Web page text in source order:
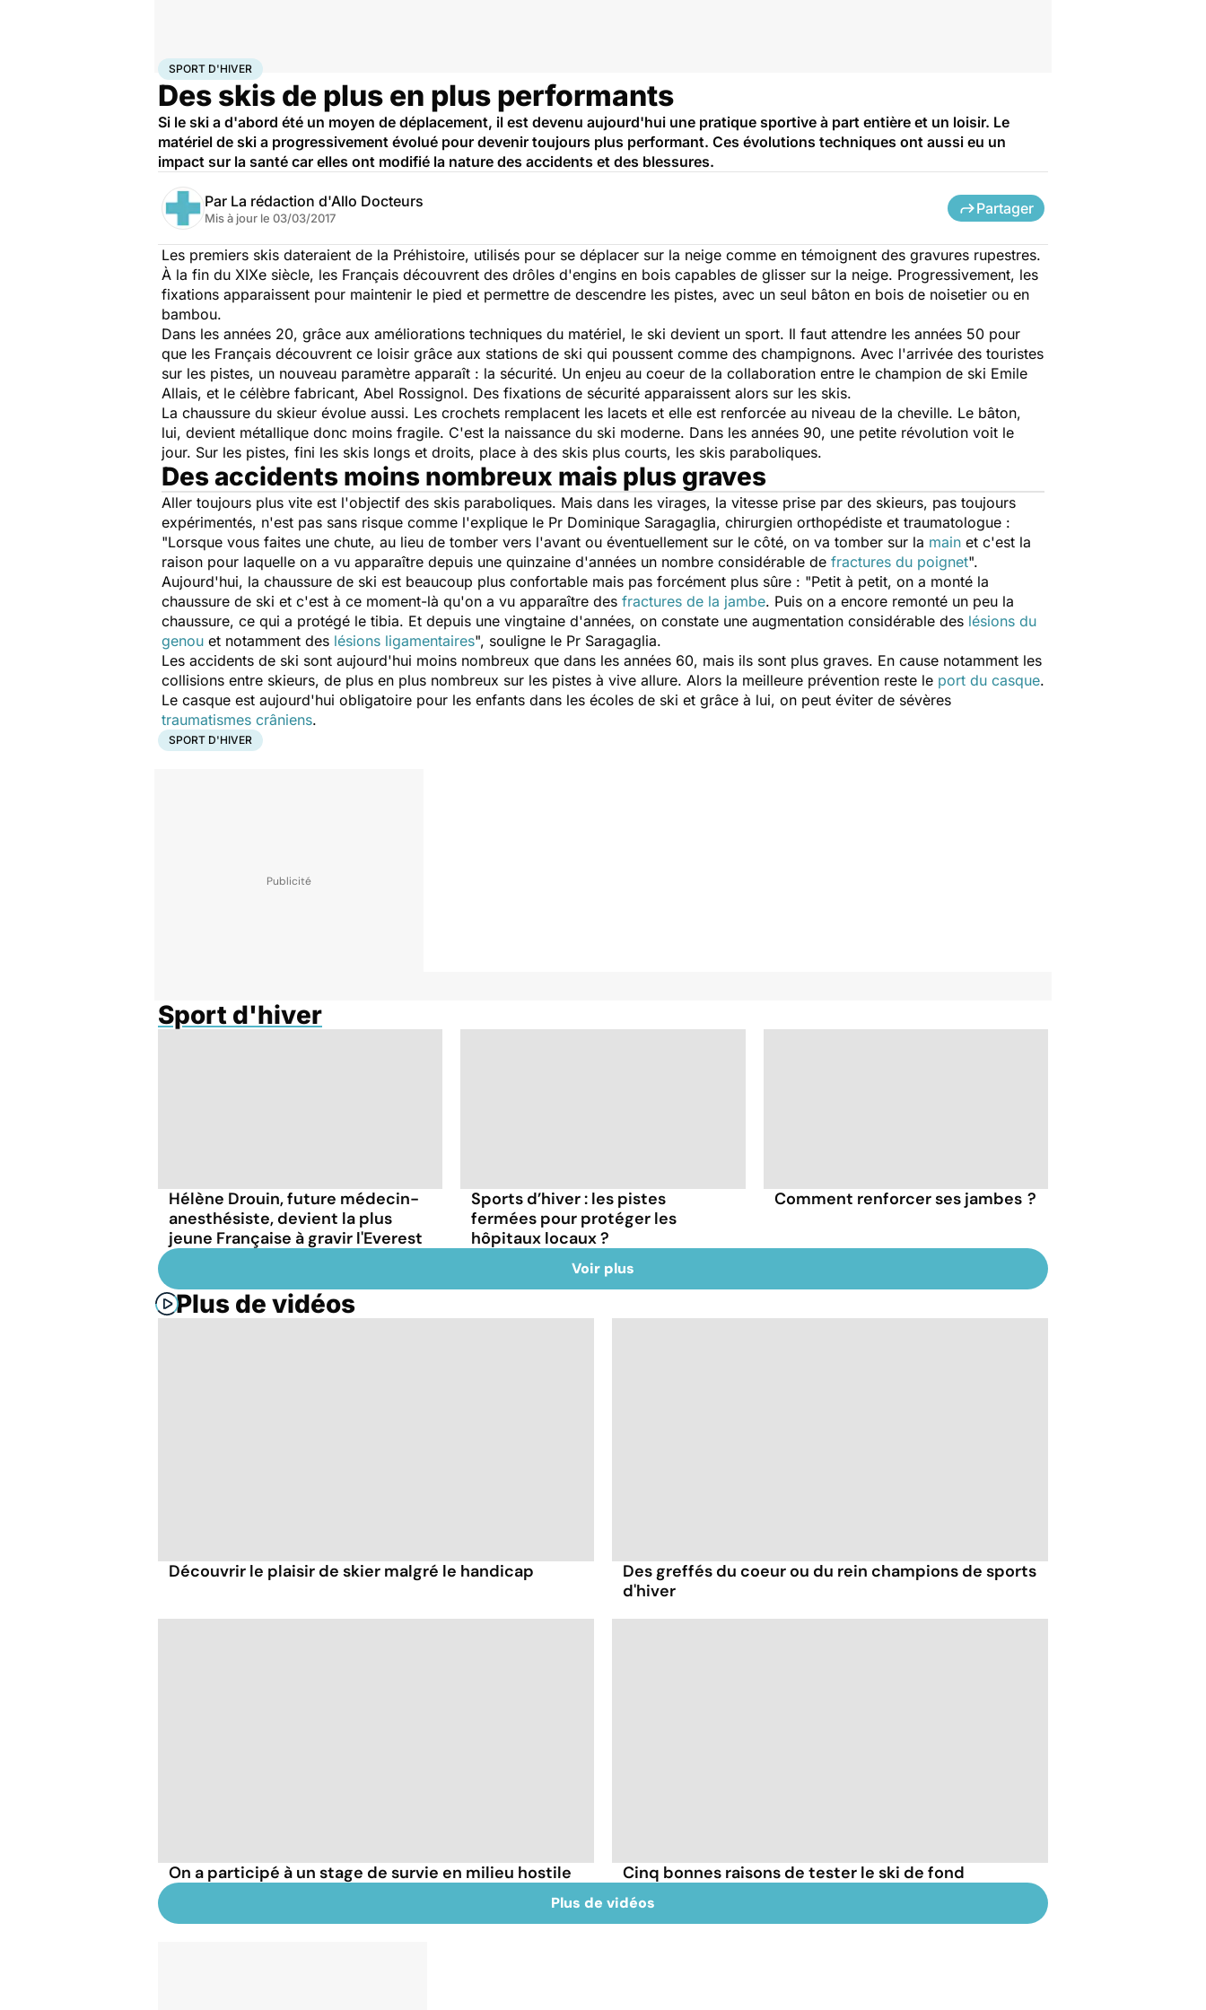
AccueilBien-êtreSport santé
SPORT D'HIVER
Des skis de plus en plus performants
Si le ski a d'abord été un moyen de déplacement, il est devenu aujourd'hui une pratique sportive à part entière et un loisir. Le
matériel de ski a progressivement évolué pour devenir toujours plus performant. Ces évolutions techniques ont aussi eu un
impact sur la santé car elles ont modifié la nature des accidents et des blessures.
Par La rédaction d'Allo Docteurs
Mis à jour le 03/03/2017
Partager
Les premiers skis dateraient de la Préhistoire, utilisés pour se déplacer sur la neige comme en témoignent des gravures rupestres.
À la fin du XIXe siècle, les Français découvrent des drôles d'engins en bois capables de glisser sur la neige. Progressivement, les
fixations apparaissent pour maintenir le pied et permettre de descendre les pistes, avec un seul bâton en bois de noisetier ou en
bambou.
Dans les années 20, grâce aux améliorations techniques du matériel, le ski devient un sport. Il faut attendre les années 50 pour
que les Français découvrent ce loisir grâce aux stations de ski qui poussent comme des champignons. Avec l'arrivée des touristes
sur les pistes, un nouveau paramètre apparaît : la sécurité. Un enjeu au coeur de la collaboration entre le champion de ski Emile
Allais, et le célèbre fabricant, Abel Rossignol. Des fixations de sécurité apparaissent alors sur les skis.
La chaussure du skieur évolue aussi. Les crochets remplacent les lacets et elle est renforcée au niveau de la cheville. Le bâton,
lui, devient métallique donc moins fragile. C'est la naissance du ski moderne. Dans les années 90, une petite révolution voit le
jour. Sur les pistes, fini les skis longs et droits, place à des skis plus courts, les skis paraboliques.
Des accidents moins nombreux mais plus graves
Aller toujours plus vite est l'objectif des skis paraboliques. Mais dans les virages, la vitesse prise par des skieurs, pas toujours
expérimentés, n'est pas sans risque comme l'explique le Pr Dominique Saragaglia, chirurgien orthopédiste et traumatologue :
"Lorsque vous faites une chute, au lieu de tomber vers l'avant ou éventuellement sur le côté, on va tomber sur la main et c'est la
raison pour laquelle on a vu apparaître depuis une quinzaine d'années un nombre considérable de fractures du poignet".
Aujourd'hui, la chaussure de ski est beaucoup plus confortable mais pas forcément plus sûre : "Petit à petit, on a monté la
chaussure de ski et c'est à ce moment-là qu'on a vu apparaître des fractures de la jambe. Puis on a encore remonté un peu la
chaussure, ce qui a protégé le tibia. Et depuis une vingtaine d'années, on constate une augmentation considérable des lésions du
genou et notamment des lésions ligamentaires", souligne le Pr Saragaglia.
Les accidents de ski sont aujourd'hui moins nombreux que dans les années 60, mais ils sont plus graves. En cause notamment les
collisions entre skieurs, de plus en plus nombreux sur les pistes à vive allure. Alors la meilleure prévention reste le port du casque.
Le casque est aujourd'hui obligatoire pour les enfants dans les écoles de ski et grâce à lui, on peut éviter de sévères
traumatismes crâniens.
SPORT D'HIVER
Sport d'hiver
Hélène Drouin, future médecin-
anesthésiste, devient la plus
jeune Française à gravir l'Everest
Sports d’hiver : les pistes
fermées pour protéger les
hôpitaux locaux ?
Comment renforcer ses jambes ?
Voir plus
Plus de vidéos
Découvrir le plaisir de skier malgré le handicap
Des greffés du coeur ou du rein champions de sports
d'hiver
On a participé à un stage de survie en milieu hostile Cinq bonnes raisons de tester le ski de fond
Plus de vidéos